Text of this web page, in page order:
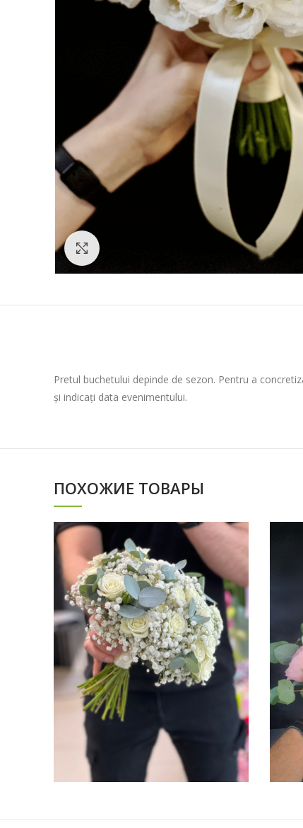
Pretul buchetului depinde de sezon. Pentru a
și indicați data evenimentului.
ПОХОЖИЕ ТОВАРЫ